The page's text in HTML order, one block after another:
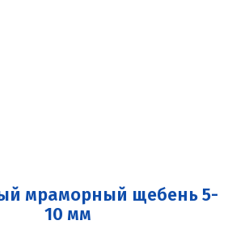
мраморный щебень 5-
10 мм